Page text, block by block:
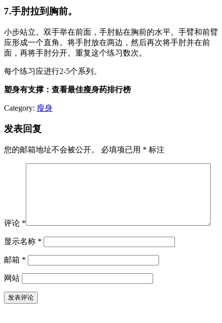
7.手肘拉到胸前。
小步站立。双手举在前面，手肘贴在胸前的水平。手臂和前臂
应形成一个直角。将手肘放在两边，然后再次将手肘并在前
面，再将手肘分开。重复这个练习数次。
每个练习应进行2-5个系列。
塑身有支撑：查看最佳瘦身药排行榜
Category: 瘦身
发表回复
您的邮箱地址不会被公开。 必填项已用 * 标注
评论 *
显示名称 *
邮箱 *
网站